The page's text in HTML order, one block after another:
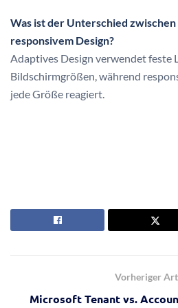
Was ist der Unterschied
responsivem Design?
Adaptives Design verwendet feste
Bildschirmgrößen, während
jede Größe reagiert.
Vorheriger
Microsoft Tenant vs.